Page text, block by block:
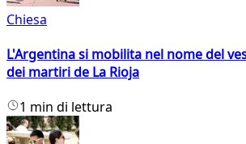
Chiesa
L'Argentina si mobilita nel nome del
dei martiri de La Rioja
1 min di lettura